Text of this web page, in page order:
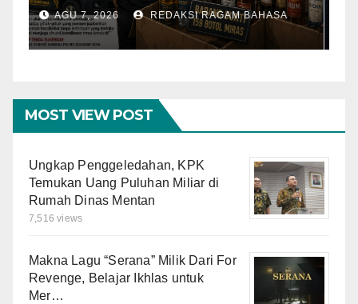
Ilegal dari Tiga Lokasi dalam
Operasi Penyakit
AGU 7, 2026 REDAKSI RAGAM BAHASA
MOST VIEW POST
Ungkap Penggeledahan, KPK
Temukan Uang Puluhan Miliar di
Rumah Dinas Mentan
7,516 views
Makna Lagu “Serana” Milik Dari For
Revenge, Belajar Ikhlas untuk
Mer…